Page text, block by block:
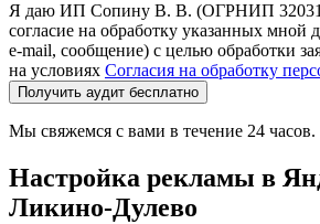
Я даю ИП Сопину В. В. (ОГРНИП
согласие на обработку указанных мной
e-mail, сообщение) с целью обработки
на условиях Согласия на обработку
Получить аудит бесплатно
Мы свяжемся с вами в течение 24 часов.
Настройка рекламы в
Ликино-Дулево